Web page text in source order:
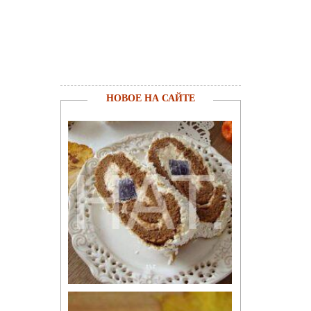
НОВОЕ НА САЙТЕ